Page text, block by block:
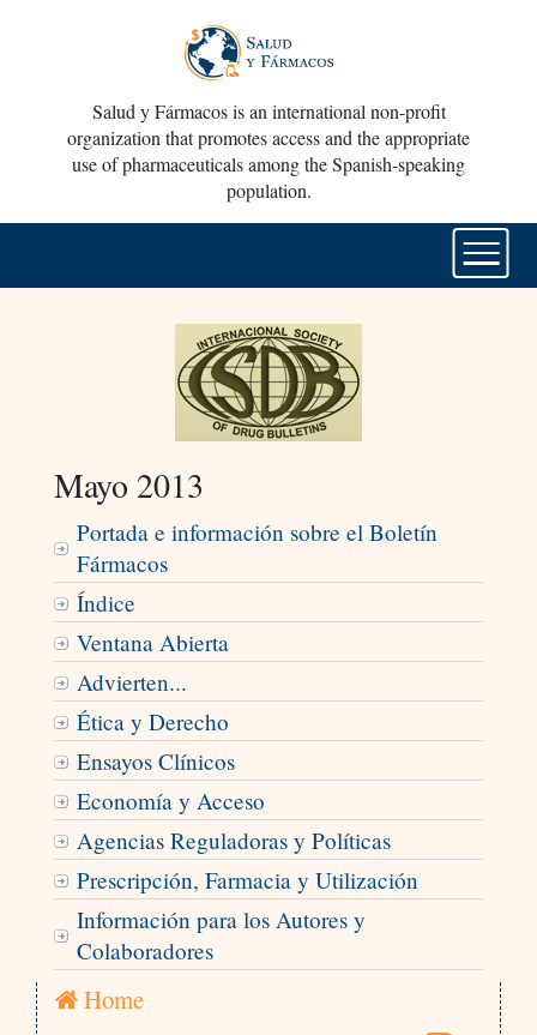
Salud y Fármacos is an international non-profit
organization that promotes access and the appropriate
use of pharmaceuticals among the Spanish-speaking
population.
Mayo 2013
Portada e información sobre el Boletín
Fármacos
Índice
Ventana Abierta
Advierten...
Ética y Derecho
Ensayos Clínicos
Economía y Acceso
Agencias Reguladoras y Políticas
Prescripción, Farmacia y Utilización
Información para los Autores y
Colaboradores
Home